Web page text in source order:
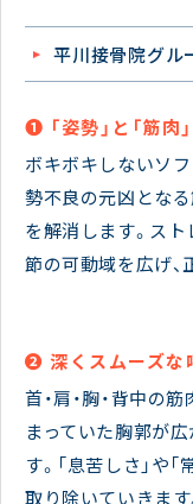
平川接骨院グル
❶ 「姿勢」と「筋肉
ボキボキしないソ
勢不良の元凶となる
を解消します。ス
節の可動域を広げ、
❷ 深くスムーズな
首・肩・胸・背中の
まっていた胸郭が
す。「息苦しさ」や
取り除いていきます